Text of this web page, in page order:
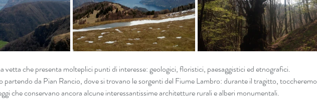
vetta che presenta molteplici punti di interesse: geologici, floristici, paesaggistici ed etnografici.
partendo da Pian Rancio, dove si trovano le sorgenti del Fiume Lambro: durante il tragitto, toccheremo
che conservano ancora alcune interessantissime architetture rurali e alberi monumentali.